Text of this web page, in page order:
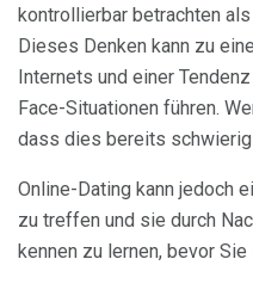
kontrollierbar betrachten
Dieses Denken kann zu
Internets und einer
Face-Situationen führen.
dass dies bereits
Online-Dating kann jedoch
zu treffen und sie durch
kennen zu lernen, bevor